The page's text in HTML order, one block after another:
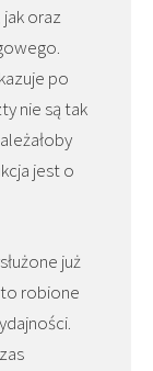
oraz
po
nie są tak
jest o
już
robione